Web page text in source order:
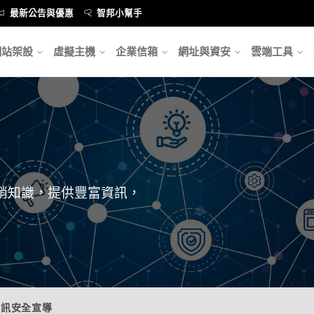
最新公告與優惠 智邦小幫手
架設 虛擬主機 企業信箱 網址與資安 雲端工具
識，提供豐富資訊，
安全宣導